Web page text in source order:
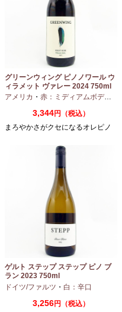
グリーンウィング ピノノワール ウ
ィラメット ヴァレー 2024 750ml
アメリカ ・ 赤：ミディアムボディ
3,344円（税込）
まろやかさがクセになるオレピノ
ゲルト ステップ ステップ ピノ ブ
ラン 2023 750ml
ドイツ/ファルツ ・ 白：辛口
3,256円（税込）